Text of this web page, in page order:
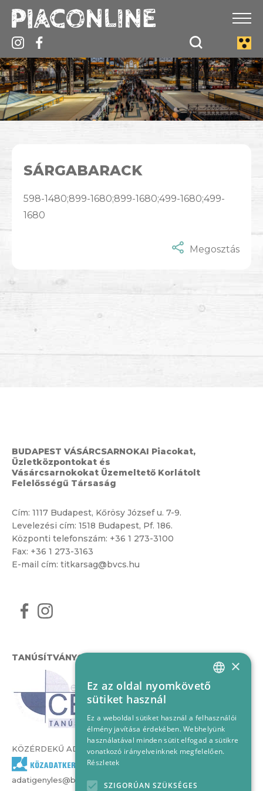
SÁRGABARACK
598-1480;899-1680;899-1680;499-1680;499-
1680
Megosztás
BUDAPEST VÁSÁRCSARNOKAI Piacokat,
Üzletközpontokat és
Vásárcsarnokokat Üzemeltető Korlátolt
Felelősségű Társaság
Cím: 1117 Budapest, Kőrösy József u. 7-9.
Levelezési cím: 1518 Budapest, Pf. 186.
Központi telefonszám: +36 1 273-3100
Fax: +36 1 273-3163
E-mail cím: titkarsag@bvcs.hu
TANÚSÍTVÁNYOK
KÖZÉRDEKŰ ADATOK
adatigenyles@bvcs.hu
HUNGARIAN
×
Ez az oldal nyomkövető
sütiket használ
Ez a weboldal sütiket használ a felhasználói
élmény javítása érdekében. Webhelyünk
használatával minden sütit elfogad a sütikre
vonatkozó irányelveinknek megfelelően.
Részletek
SZIGORÚAN SZÜKSÉGES